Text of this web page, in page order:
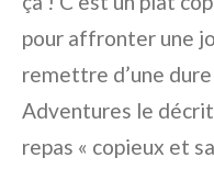
pour affronter une
remettre d’une
Adventures le
repas « copieux et